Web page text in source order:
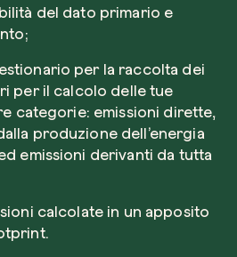
del dato primario e
per la raccolta dei
per il calcolo delle tue
categorie: emissioni dirette,
produzione dell’energia
emissioni derivanti da tutta
calcolate in un apposito